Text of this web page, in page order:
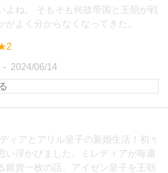
よね。 そもそも何故帝国と王朝が戦
がよく分からなくなってきた。
2024/06/14
ィアとアリル皇子の新婚生活！初々
い浮かびました。ミレディアが毎週
銀貨一枚の話。アイゼン皇子を王朝